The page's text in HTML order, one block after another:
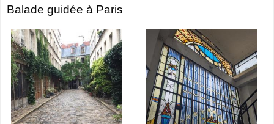
Balade guidée à Paris